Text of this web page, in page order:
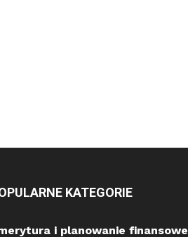
KATEGORIE
i planowanie finansowe